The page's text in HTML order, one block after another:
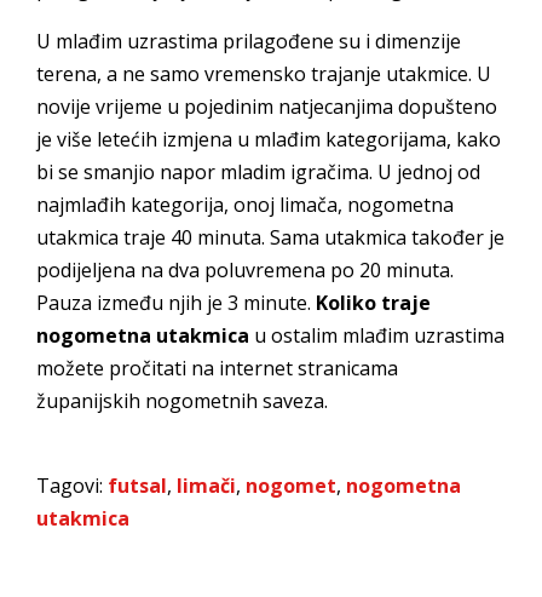
U mlađim uzrastima prilagođene su i dimenzije
terena, a ne samo vremensko trajanje utakmice. U
novije vrijeme u pojedinim natjecanjima dopušteno
je više letećih izmjena u mlađim kategorijama, kako
bi se smanjio napor mladim igračima. U jednoj od
najmlađih kategorija, onoj limača, nogometna
utakmica traje 40 minuta. Sama utakmica također je
podijeljena na dva poluvremena po 20 minuta.
Pauza između njih je 3 minute. Koliko traje
nogometna utakmica u ostalim mlađim uzrastima
možete pročitati na internet stranicama
županijskih nogometnih saveza.
Tagovi: futsal, limači, nogomet, nogometna
utakmica